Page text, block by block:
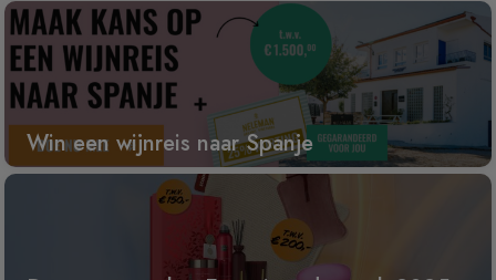
Win een wijnreis naar Spanje